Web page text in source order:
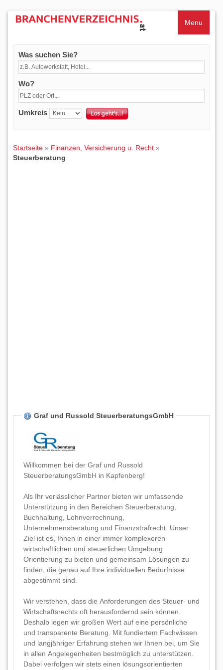
Menu
Was suchen Sie?
Wo?
Umkreis
Startseite » Finanzen, Versicherung u. Recht »
Steuerberatung
Graf und Russold SteuerberatungsGmbH
Willkommen bei der Graf und Russold
SteuerberatungsGmbH in Kapfenberg!
Als Ihr verlässlicher Partner bieten wir umfassende
Unterstützung in den Bereichen Steuerberatung,
Buchhaltung, Lohnverrechnung,
Unternehmensberatung und Finanzstrafrecht. Unser
Ziel ist es, Ihnen in einer immer komplexeren
wirtschaftlichen und steuerlichen Umgebung
Orientierung zu bieten und gemeinsam Lösungen zu
finden, die genau auf Ihre individuellen Bedürfnisse
abgestimmt sind.
Wir verstehen, dass die Anforderungen des Steuer- und
Wirtschaftsrechts oft herausfordernd sein können.
Deshalb legen wir großen Wert auf eine persönliche
und transparente Beratung. Mit fundiertem Fachwissen
und langjähriger Erfahrung stehen wir Ihnen bei, um Sie
in allen Angelegenheiten bestmöglich zu unterstützen.
Dabei verfolgen wir stets einen lösungsorientierten